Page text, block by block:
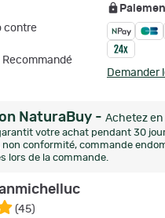
contre
Recommandé
Demander
NaturaBuy - Achetez
votre achat pendant 30
conformité, commande
lors de la commande.
(45)